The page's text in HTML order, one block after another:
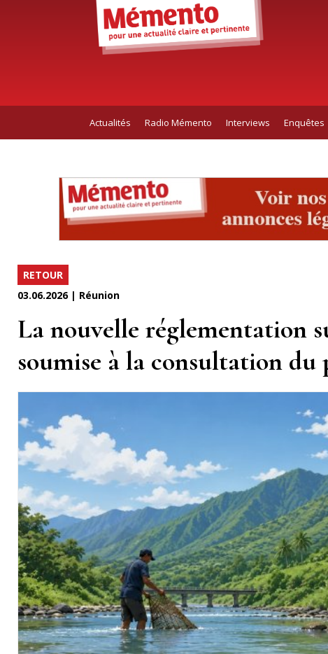
Actualités Radio Mémento Interviews Enquêtes
RETOUR
03.06.2026 | Réunion
La nouvelle réglementation
soumise à la consultation du